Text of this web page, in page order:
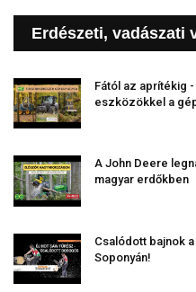
Erdészeti, vadászati
Fától az aprítékig
eszközökkel a
A John Deere
magyar erdőkben
Csalódott bajnok
Soponyán!